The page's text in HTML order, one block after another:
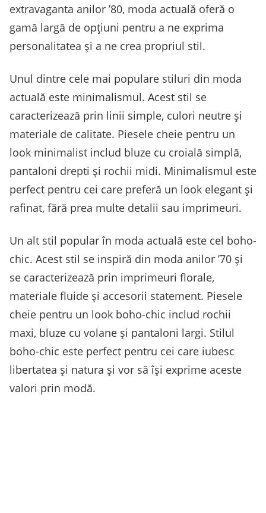
extravaganta anilor ’80, moda actuală oferă o
gamă largă de opțiuni pentru a ne exprima
personalitatea și a ne crea propriul stil.
Unul dintre cele mai populare stiluri din moda
actuală este minimalismul. Acest stil se
caracterizează prin linii simple, culori neutre și
materiale de calitate. Piesele cheie pentru un
look minimalist includ bluze cu croială simplă,
pantaloni drepti și rochii midi. Minimalismul este
perfect pentru cei care preferă un look elegant și
rafinat, fără prea multe detalii sau imprimeuri.
Un alt stil popular în moda actuală este cel boho-
chic. Acest stil se inspiră din moda anilor ’70 și
se caracterizează prin imprimeuri florale,
materiale fluide și accesorii statement. Piesele
cheie pentru un look boho-chic includ rochii
maxi, bluze cu volane și pantaloni largi. Stilul
boho-chic este perfect pentru cei care iubesc
libertatea și natura și vor să își exprime aceste
valori prin modă.